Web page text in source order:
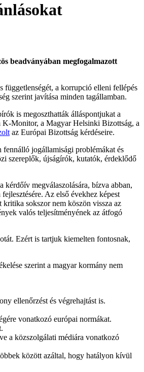
beadványában megfogalmazott
függetlenségét, a korrupció elleni fellépés
szerint javítása minden tagállamban.
is megoszthatták álláspontjukat a
K-Monitor, a Magyar Helsinki Bizottság, a
az Európai Bizottság kérdéseire.
fennálló jogállamisági problémákat és
szereplők, újságírók, kutatók, érdeklődő
kérdőív megválaszolására, bízva abban,
Az első évekhez képest
kritika sokszor nem köszön vissza az
valós teljesítményének az átfogó
Ezért is tartjuk kiemelten fontosnak,
szerint a magyar kormány nem
ellenőrzést és végrehajtást is.
vonatkozó európai normákat.
a közszolgálati médiára vonatkozó
között azáltal, hogy hatályon kívül